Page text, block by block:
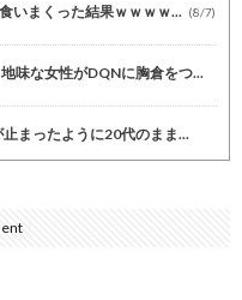
いまくった結果ｗｗｗｗ... (8/7)
味な女性がDQNに胸倉をつ...
まったように20代のまま...